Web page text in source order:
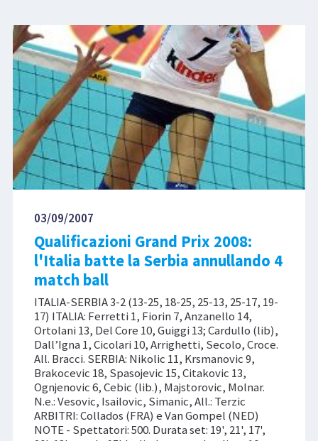
03/09/2007
Qualificazioni Grand Prix 2008:
l'Italia batte la Serbia annullando 4
match ball
ITALIA-SERBIA 3-2 (13-25, 18-25, 25-13, 25-17, 19-
17) ITALIA: Ferretti 1, Fiorin 7, Anzanello 14,
Ortolani 13, Del Core 10, Guiggi 13; Cardullo (lib),
Dall’Igna 1, Cicolari 10, Arrighetti, Secolo, Croce.
All. Bracci. SERBIA: Nikolic 11, Krsmanovic 9,
Brakocevic 18, Spasojevic 15, Citakovic 13,
Ognjenovic 6, Cebic (lib.), Majstorovic, Molnar.
N.e.: Vesovic, Isailovic, Simanic, All.: Terzic
ARBITRI: Collados (FRA) e Van Gompel (NED)
NOTE - Spettatori: 500. Durata set: 19', 21', 17',